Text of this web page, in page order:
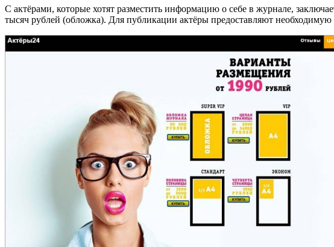
С актёрами, которые хотят разместить информацию о себе в журнале,
тысяч рублей (обложка). Для публикации актёры предоставляют